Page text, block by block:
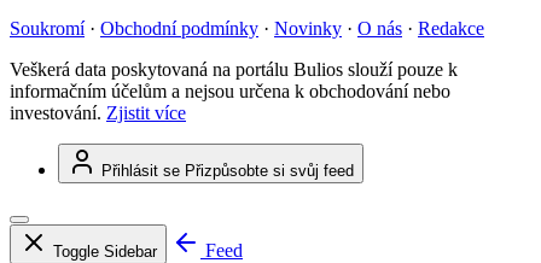
Soukromí · Obchodní podmínky · Novinky · O nás · Redakce
Veškerá data poskytovaná na portálu Bulios slouží pouze k
informačním účelům a nejsou určena k obchodování nebo
investování. Zjistit více
Přihlásit se Přizpůsobte si svůj feed
Toggle Sidebar
Feed